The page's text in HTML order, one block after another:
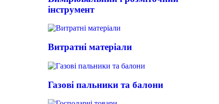
інструмент
Витратні матеріали
Газові пальники та балони